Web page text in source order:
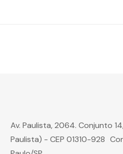
Av. Paulista, 2064. Conjunto
Paulista) - CEP 01310-928